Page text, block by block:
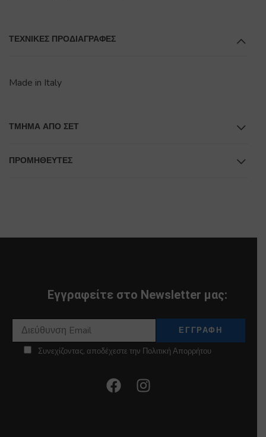
ΤΕΧΝΙΚΕΣ ΠΡΟΔΙΑΓΡΑΦΕΣ
Made in Italy
ΤΜΉΜΑ ΑΠΌ ΣΕΤ
ΠΡΟΜΗΘΕΥΤΕΣ
Εγγραφείτε στο Newsletter μας:
Συνεχίζοντας, αποδέχεστε την Πολιτική Απορρήτου